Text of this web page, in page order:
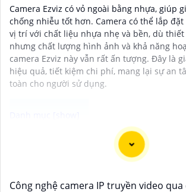
Camera Ezviz có vỏ ngoài bằng nhựa, giúp
chống nhiễu tốt hơn. Camera có thể lắp
vị trí với chất liệu nhựa nhẹ và bền, dù thiết
nhưng chất lượng hình ảnh và khả năng
camera Ezviz này vẫn rất ấn tượng. Đây là
hiệu quả, tiết kiệm chi phí, mang lại sự an
toàn cho người sử dụng.
"Bạn đang tìm kiếm một giải pháp an
tiết kiệm? Hãy khám phá Camera Wifi
Công nghệ camera IP truyền video